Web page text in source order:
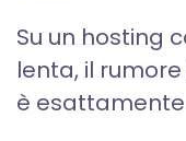
Su un hosting
lenta, il
è